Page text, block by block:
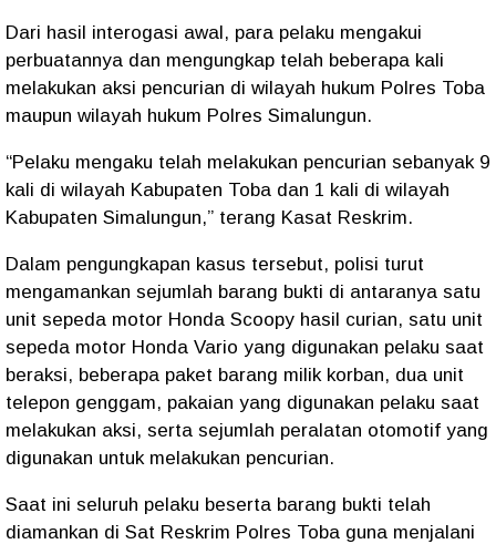
Dari hasil interogasi awal, para pelaku mengakui
perbuatannya dan mengungkap telah beberapa kali
melakukan aksi pencurian di wilayah hukum Polres Toba
maupun wilayah hukum Polres Simalungun.
“Pelaku mengaku telah melakukan pencurian sebanyak 9
kali di wilayah Kabupaten Toba dan 1 kali di wilayah
Kabupaten Simalungun,” terang Kasat Reskrim.
Dalam pengungkapan kasus tersebut, polisi turut
mengamankan sejumlah barang bukti di antaranya satu
unit sepeda motor Honda Scoopy hasil curian, satu unit
sepeda motor Honda Vario yang digunakan pelaku saat
beraksi, beberapa paket barang milik korban, dua unit
telepon genggam, pakaian yang digunakan pelaku saat
melakukan aksi, serta sejumlah peralatan otomotif yang
digunakan untuk melakukan pencurian.
Saat ini seluruh pelaku beserta barang bukti telah
diamankan di Sat Reskrim Polres Toba guna menjalani